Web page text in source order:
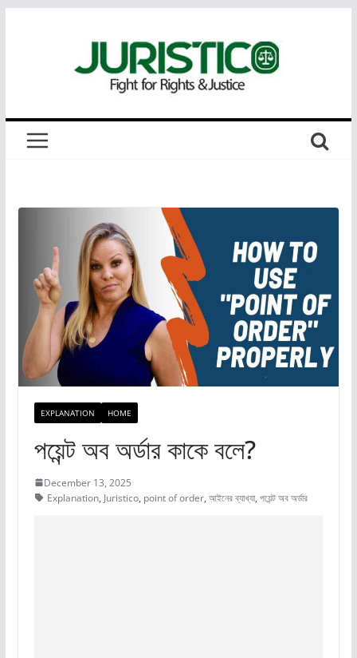
EXPLANATION HOME
পয়েন্ট অব অর্ডার কাকে বলে?
December 13, 2025
Explanation, Juristico, point of order, আইনের ব্যাখ্যা, পয়েন্ট অব অর্ডার